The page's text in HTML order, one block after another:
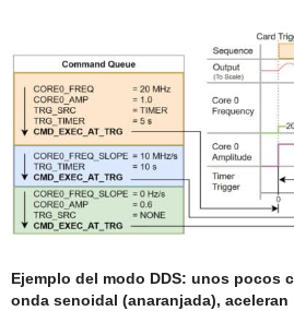
Ejemplo del modo DDS: unos pocos
onda senoidal (anaranjada),